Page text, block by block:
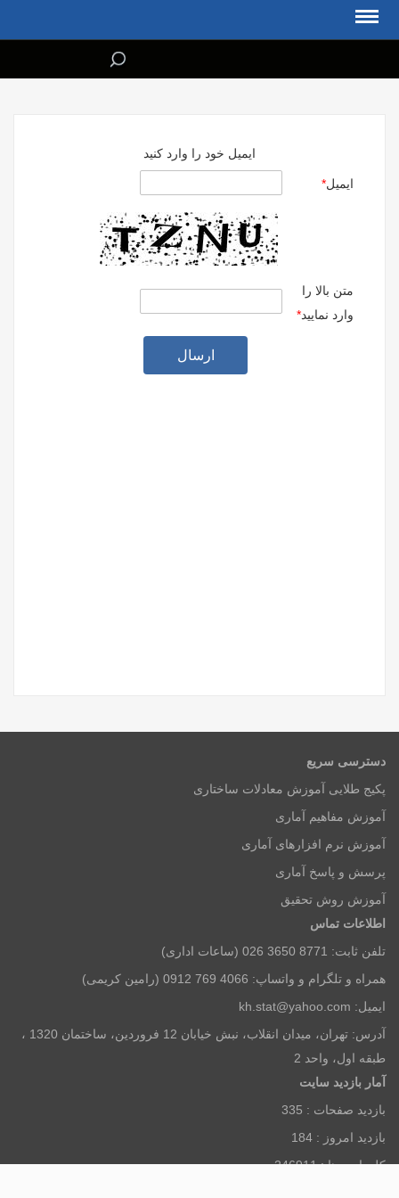
ايميل خود را وارد كنيد
ايميل*
متن بالا را
وارد نماييد*
دسترسی سریع
پکیج طلایی آموزش معادلات ساختاری
آموزش مفاهیم آماری
آموزش نرم افزارهای آماری
پرسش و پاسخ آماری
آموزش روش تحقیق
اطلاعات تماس
تلفن ثابت: 8771 3650 026 (ساعات اداری)
همراه و تلگرام و واتساپ: 4066 769 0912 (رامین کریمی)
ایمیل: kh.stat@yahoo.com
آدرس: تهران، میدان انقلاب، نبش خیابان 12 فروردین، ساختمان 1320 ،
طبقه اول، واحد 2
آمار بازديد سايت
بازديد صفحات : 335
بازديد امروز : 184
كل بازديدها :246911